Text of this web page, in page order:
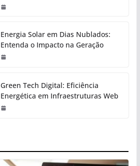
Energia Solar em Dias Nublados:
Entenda o Impacto na Geração
Green Tech Digital: Eficiência
Energética em Infraestruturas Web